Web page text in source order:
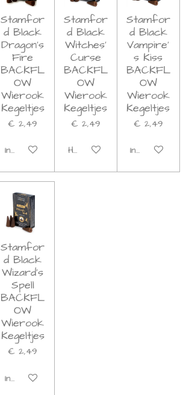
Stamfor
d Black
Dragon's
Fire
BACKFL
OW
Wierook
Kegeltjes
€ 2,49
In winkelwagen
Stamfor
d Black
Witches'
Curse
BACKFL
OW
Wierook
Kegeltjes
€ 2,49
Houd mij op de hoogte
Stamfor
d Black
Vampire'
s Kiss
BACKFL
OW
Wierook
Kegeltjes
€ 2,49
In
Stamfor
d Black
Wizard's
Spell
BACKFL
OW
Wierook
Kegeltjes
€ 2,49
In winkelwagen